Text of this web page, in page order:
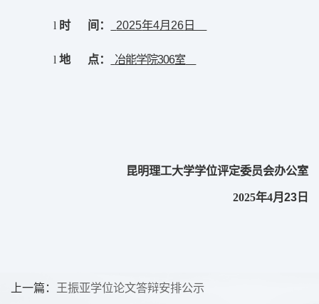
l 时 间 ： 2025年4月26 日
l地 点： 冶能学院306室
昆明理工大学学位评定委员会办公室
2025年4月 23 日
上一篇： 王振亚学位论文答辩安排公示